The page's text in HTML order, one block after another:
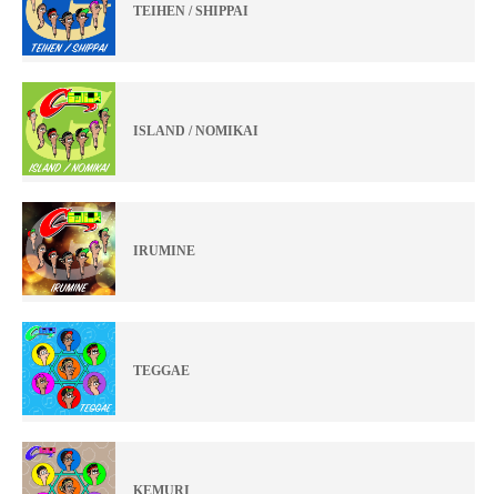
TEIHEN / SHIPPAI
ISLAND / NOMIKAI
IRUMINE
TEGGAE
KEMURI